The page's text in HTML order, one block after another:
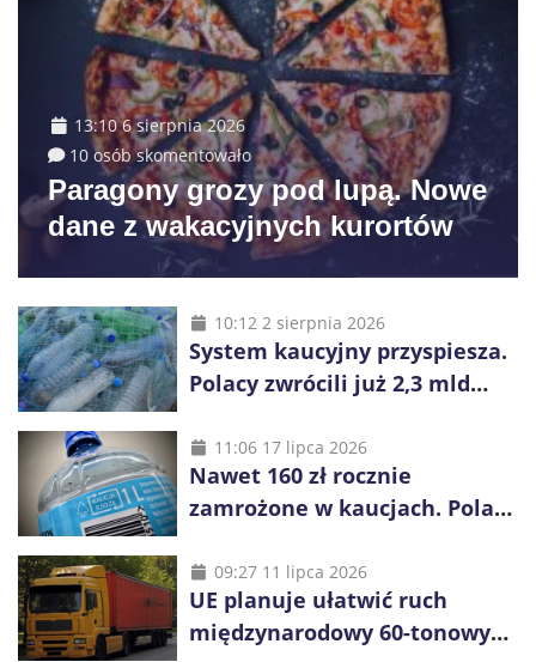
13:10 6 sierpnia 2026
10 osób skomentowało
Paragony grozy pod lupą. Nowe
dane z wakacyjnych kurortów
10:12 2 sierpnia 2026
System kaucyjny przyspiesza.
Polacy zwrócili już 2,3 mld
11:06 17 lipca 2026
Nawet 160 zł rocznie
zamrożone w kaucjach. Polacy
vouchery
09:27 11 lipca 2026
UE planuje ułatwić ruch
międzynarodowy 60-tonowych